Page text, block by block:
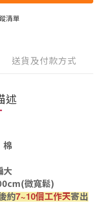
清單
送貨及付款方式
述
棉
大
微寬鬆)
約7~10個工作天寄出